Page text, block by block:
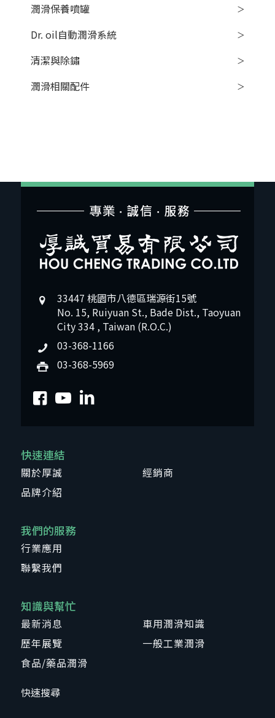
潤滑保養噴罐
Dr. oil自動潤滑系統
清潔與除鏽
潤滑相關配件
33447 桃園市八德區瑞源街15號
No. 15, Ruiyuan St., Bade Dist., Taoyuan
City 334 , Taiwan (R.O.C.)
03-368-1166
03-368-5969
快速連結
關於厚誠
品牌介紹
經銷商
我們的服務
行業應用
聯繫我們
知識與幫忙
最新消息
歷年展覽
食品/藥品潤滑
車用潤滑知識
一般工業潤滑